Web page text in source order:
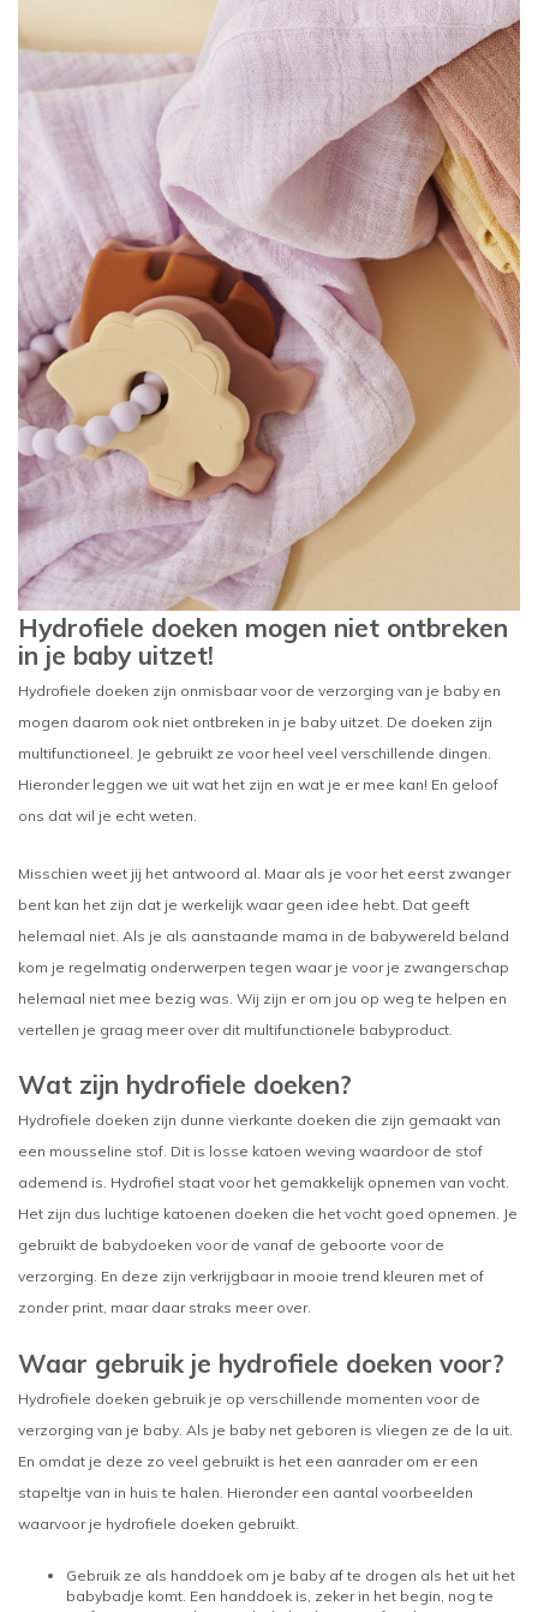
Hydrofiele doeken mogen niet ontbreken
in je baby uitzet!
Hydrofiele doeken zijn onmisbaar voor de verzorging van je baby en
mogen daarom ook niet ontbreken in je baby uitzet. De doeken zijn
multifunctioneel. Je gebruikt ze voor heel veel verschillende dingen.
Hieronder leggen we uit wat het zijn en wat je er mee kan! En geloof
ons dat wil je echt weten.
Misschien weet jij het antwoord al. Maar als je voor het eerst zwanger
bent kan het zijn dat je werkelijk waar geen idee hebt. Dat geeft
helemaal niet. Als je als aanstaande mama in de babywereld beland
kom je regelmatig onderwerpen tegen waar je voor je zwangerschap
helemaal niet mee bezig was. Wij zijn er om jou op weg te helpen en
vertellen je graag meer over dit multifunctionele babyproduct.
Wat zijn hydrofiele doeken?
Hydrofiele doeken zijn dunne vierkante doeken die zijn gemaakt van
een mousseline stof. Dit is losse katoen weving waardoor de stof
ademend is. Hydrofiel staat voor het gemakkelijk opnemen van vocht.
Het zijn dus luchtige katoenen doeken die het vocht goed opnemen. Je
gebruikt de babydoeken voor de vanaf de geboorte voor de
verzorging. En deze zijn verkrijgbaar in mooie trend kleuren met of
zonder print, maar daar straks meer over.
Waar gebruik je hydrofiele doeken voor?
Hydrofiele doeken gebruik je op verschillende momenten voor de
verzorging van je baby. Als je baby net geboren is vliegen ze de la uit.
En omdat je deze zo veel gebruikt is het een aanrader om er een
stapeltje van in huis te halen. Hieronder een aantal voorbeelden
waarvoor je hydrofiele doeken gebruikt.
Gebruik ze als handdoek om je baby af te drogen als het uit het
babybadje komt. Een handdoek is, zeker in het begin, nog te